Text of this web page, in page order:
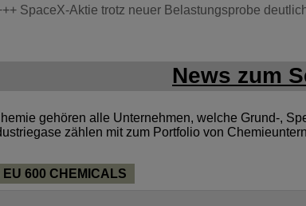
SpaceX-Aktie trotz neuer Belastungsprobe
News zum
gehören alle Unternehmen, welche Grund-,
zählen mit zum Portfolio von
600 CHEMICALS